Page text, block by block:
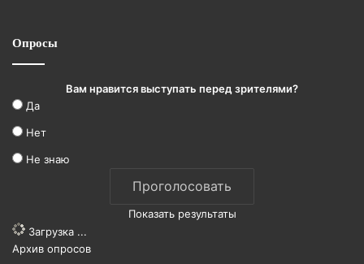
Опросы
Вам нравится выступать перед зрителями?
Да
Нет
Не знаю
Показать результаты
Загрузка ...
Архив опросов